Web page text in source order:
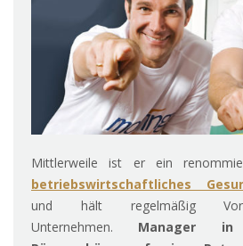
Mittlerweile ist er ein
betriebswirtschaftliches
und hält regelmäßig
Unternehmen. Manager